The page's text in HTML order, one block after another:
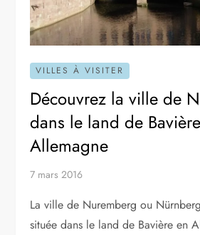
VILLES À VISITER
Découvrez la ville de
dans le land de
Allemagne
7 mars 2016
La ville de Nuremberg ou
située dans le land de Bavière en